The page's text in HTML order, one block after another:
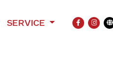
SERVICE